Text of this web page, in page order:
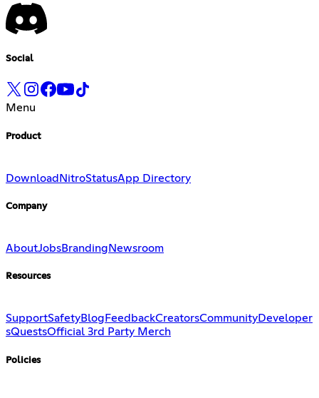
Social
Menu
Product
Download NitroStatusApp Directory
Company
AboutJobsBranding Newsroom
Resources
SupportSafetyBlog FeedbackCreatorsCommunityDeveloper
sQuestsOfficial 3rd Party Merch
Policies